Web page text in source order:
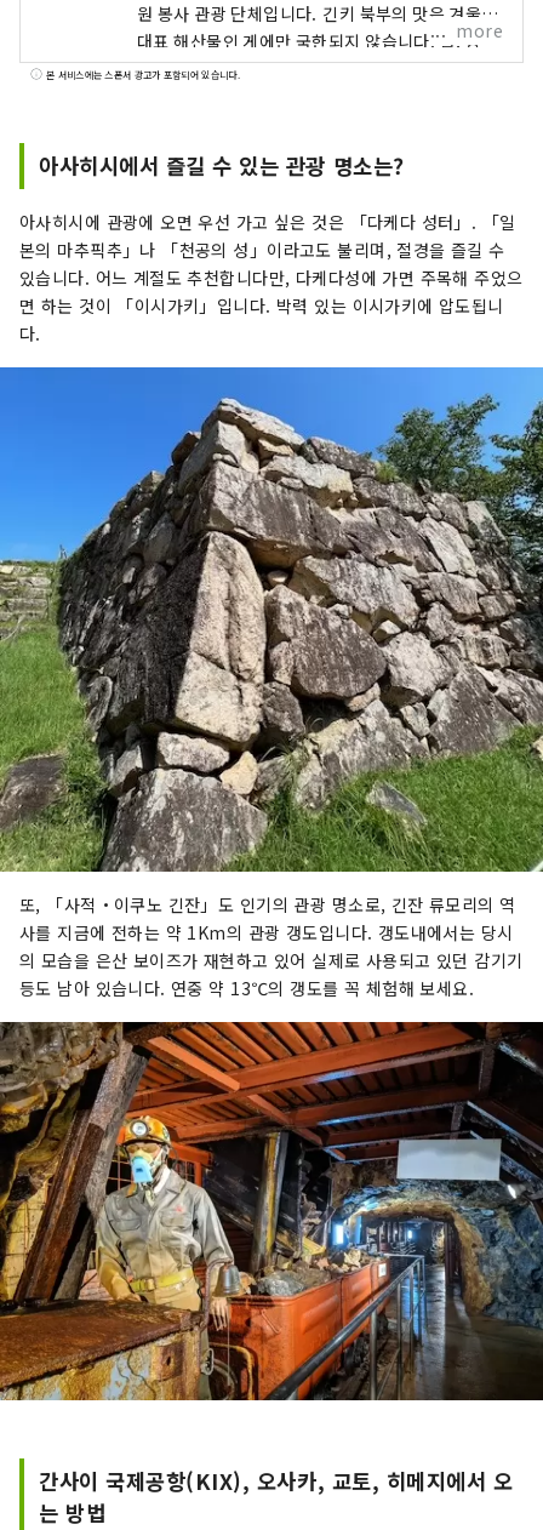
원 봉사 관광 단체입니다. 긴키 북부의 맛은 겨울철
대표 해산물인 게에만 국한되지 않습니다. 굴, 방
어, 복어는 물론, 여름철 별미인 대합, 굴, 오징어까
모래언덕 멜론까지 풍성한 먹거리가 있어 사계절
내내 미식의 즐거움을 만끽할 수 있습니다. 사람들
이 이 광활한 킨키 북부 지역을 여러 번 방문하고 기
차 여행을 즐길 수 있도록 정보를 공유할 수 있다면
기쁠 것입니다.
more
본 서비스에는 스폰서 광고가 포함되어 있습니다.
아사히시에서 즐길 수 있는 관광 명소는?
아사히시에 관광에 오면 우선 가고 싶은 것은 「다케다 성터」. 「일
본의 마추픽추」나 「천공의 성」이라고도 불리며, 절경을 즐길 수
있습니다. 어느 계절도 추천합니다만, 다케다성에 가면 주목해 주었으
면 하는 것이 「이시가키」입니다. 박력 있는 이시가키에 압도됩니
다.
또, 「사적・이쿠노 긴잔」도 인기의 관광 명소로, 긴잔 류모리의 역
사를 지금에 전하는 약 1Km의 관광 갱도입니다. 갱도내에서는 당시
의 모습을 은산 보이즈가 재현하고 있어 실제로 사용되고 있던 감기기
등도 남아 있습니다. 연중 약 13℃의 갱도를 꼭 체험해 보세요.
간사이 국제공항(KIX), 오사카, 교토, 히메지에서 오
는 방법